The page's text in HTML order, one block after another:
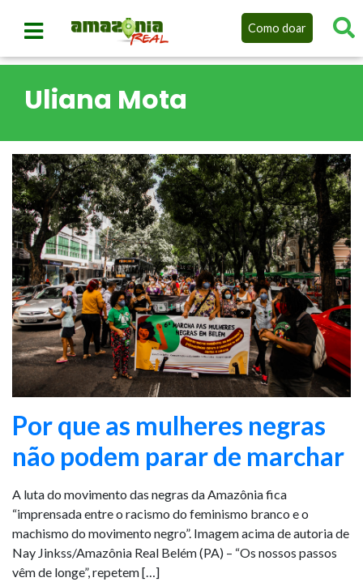
Como doar
Uliana Mota
Por que as mulheres negras
não podem parar de marchar
A luta do movimento das negras da Amazônia fica
“imprensada entre o racismo do feminismo branco e o
machismo do movimento negro”. Imagem acima de autoria de
Nay Jinkss/Amazônia Real Belém (PA) – “Os nossos passos
vêm de longe”, repetem […]